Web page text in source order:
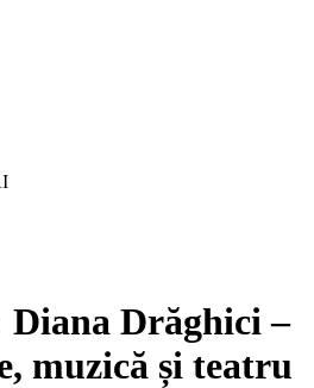
Drăghici –
muzică și teatru